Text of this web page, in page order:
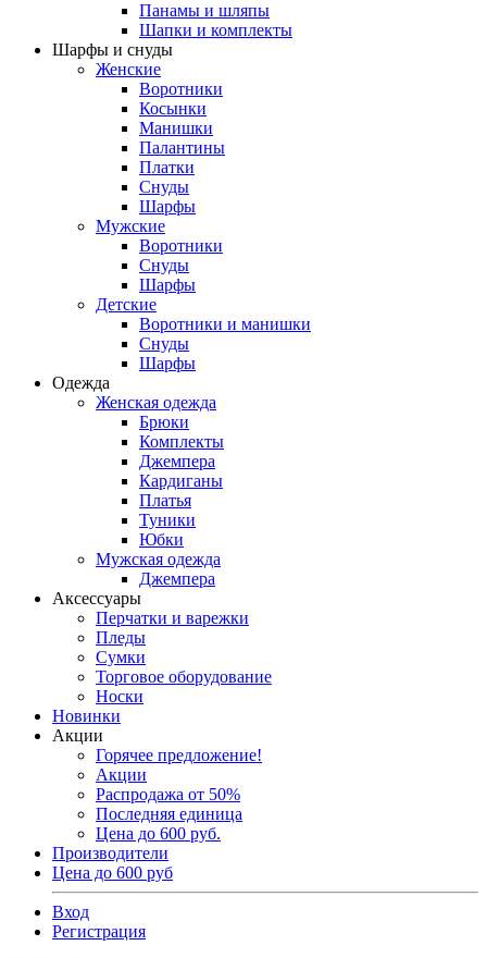
Панамы и шляпы
Шапки и комплекты
Шарфы и снуды
Женские
Воротники
Косынки
Манишки
Палантины
Платки
Снуды
Шарфы
Мужские
Воротники
Снуды
Шарфы
Детские
Воротники и манишки
Снуды
Шарфы
Одежда
Женская одежда
Брюки
Комплекты
Джемпера
Кардиганы
Платья
Туники
Юбки
Мужская одежда
Джемпера
Аксессуары
Перчатки и варежки
Пледы
Сумки
Торговое оборудование
Носки
Новинки
Акции
Горячее предложение!
Акции
Распродажа от 50%
Последняя единица
Цена до 600 руб.
Производители
Цена до 600 руб
Вход
Регистрация